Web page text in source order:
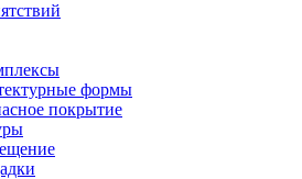
формы
покрытие